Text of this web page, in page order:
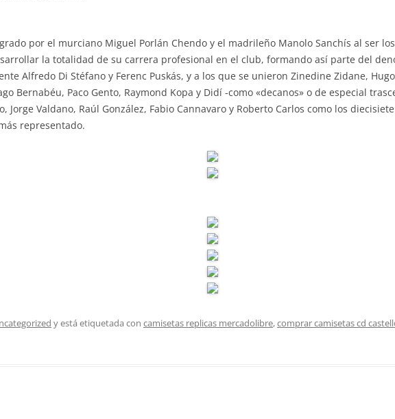
por el murciano Miguel Porlán Chendo y el madrileño Manolo Sanchís al ser
la totalidad de su carrera profesional en el club, formando así parte del
Alfredo Di Stéfano y Ferenc Puskás, y a los que se unieron Zinedine Zidane,
Bernabéu, Paco Gento, Raymond Kopa y Didí -como «decanos» o de especial
Jorge Valdano, Raúl González, Fabio Cannavaro y Roberto Carlos como los
representado.
y está etiquetada con camisetas replicas mercadolibre,comprar camisetas cd